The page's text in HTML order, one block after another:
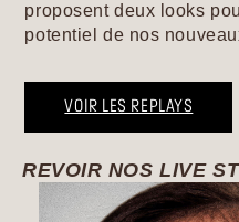
proposent deux looks
potentiel de nos
VOIR LES REPLAYS
REVOIR NOS LIVE